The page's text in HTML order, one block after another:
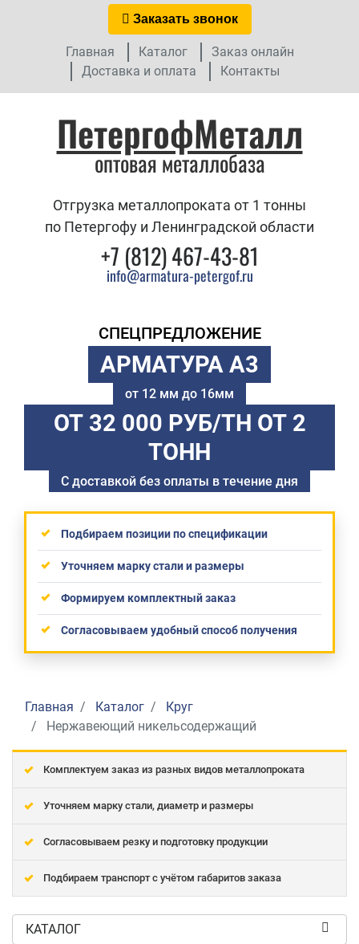
Заказать звонок
Главная Каталог
Заказ онлайн
Доставка и оплата
Контакты
ПетергофМеталл
оптовая металлобаза
Отгрузка металлопроката от 1 тонны
по Петергофу и Ленинградской области
+7 (812) 467-43-81
info@armatura-petergof.ru
СПЕЦПРЕДЛОЖЕНИЕ
АРМАТУРА А3
от 12 мм до 16мм
ОТ 32 000 РУБ/ТН ОТ 2
ТОНН
С доставкой без оплаты в течение дня
Подбираем позиции по спецификации
Уточняем марку стали и размеры
Формируем комплектный заказ
Согласовываем удобный способ получения
Главная Каталог
Круг
Нержавеющий никельсодержащий
Комплектуем заказ из разных видов металлопроката
Уточняем марку стали, диаметр и размеры
Согласовываем резку и подготовку продукции
Подбираем транспорт с учётом габаритов заказа
КАТАЛОГ